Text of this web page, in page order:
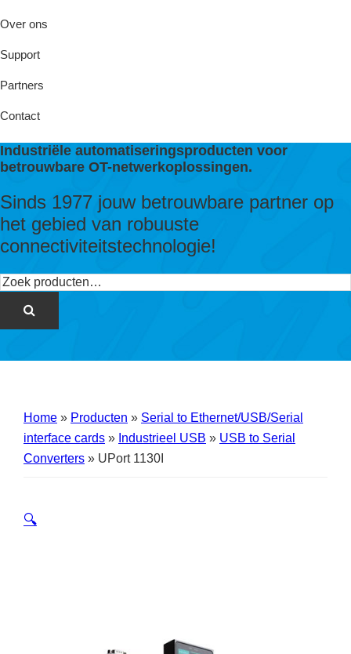
Over ons
Support
Partners
Contact
Industriële automatiseringsproducten voor
betrouwbare OT-netwerkoplossingen.
Sinds 1977 jouw betrouwbare partner op
het gebied van robuuste
connectiviteitstechnologie!
Zoeken
Home » Producten » Serial to Ethernet/USB/Serial
interface cards » Industrieel USB » USB to Serial
Converters » UPort 1130I
🔍